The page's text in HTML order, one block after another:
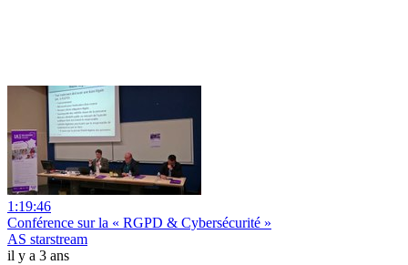
1:19:46
Conférence sur la « RGPD & Cybersécurité »
AS starstream
il y a 3 ans